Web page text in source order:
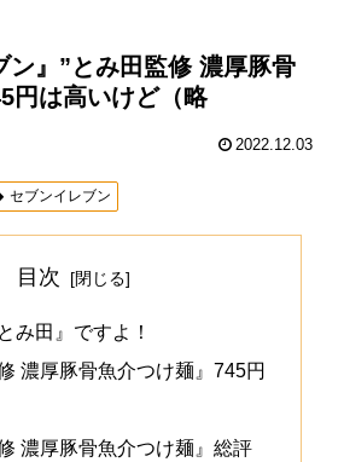
ン』”とみ田監修 濃厚豚骨
円は高いけど（略
2022.12.03
セブンイレブン
目次
み田』ですよ！
濃厚豚骨魚介つけ麺』745円
濃厚豚骨魚介つけ麺』総評